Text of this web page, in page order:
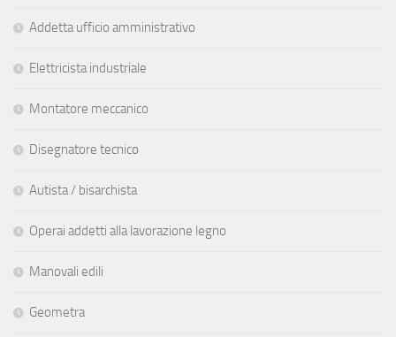
Addetta ufficio amministrativo
Elettricista industriale
Montatore meccanico
Disegnatore tecnico
Autista / bisarchista
Operai addetti alla lavorazione legno
Manovali edili
Geometra